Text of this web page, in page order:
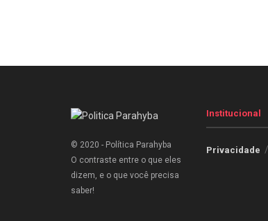
© 2020 - Política Parahyba
O contraste entre o que eles
dizem, e o que você precisa
saber!
Institucional
Privacidade